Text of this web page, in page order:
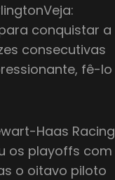
conquistar a
consecutivas
fê-lo
Haas Racing
os playoffs com
o oitavo piloto